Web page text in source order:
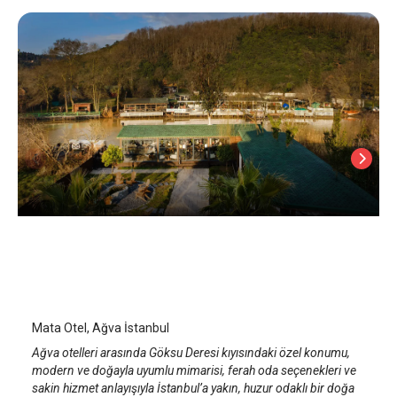
Mata Otel, Ağva İstanbul
Ağva otelleri arasında Göksu Deresi kıyısındaki özel konumu,
modern ve doğayla uyumlu mimarisi, ferah oda seçenekleri ve
sakin hizmet anlayışıyla İstanbul’a yakın, huzur odaklı bir doğa